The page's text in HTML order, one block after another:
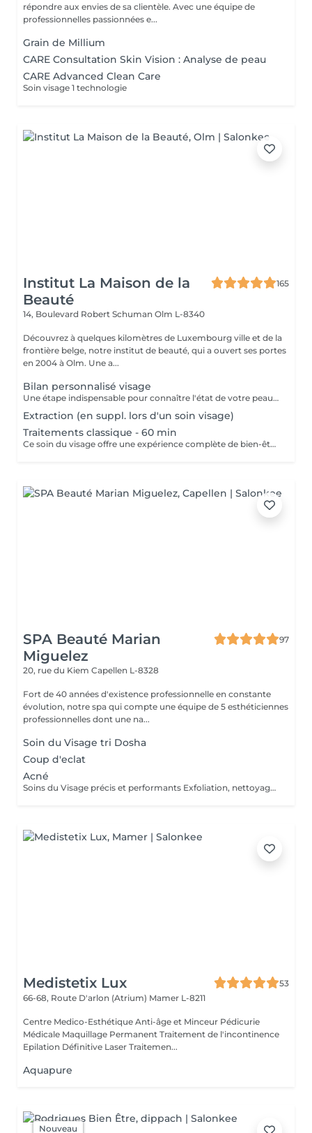
répondre aux envies de sa clientèle. Avec une équipe de
professionnelles passionnées e...
Grain de Millium
CARE Consultation Skin Vision : Analyse de peau
CARE Advanced Clean Care
Soin visage 1 technologie
Institut La Maison de la
Beauté
165
14, Boulevard Robert Schuman Olm L-8340
Découvrez à quelques kilomètres de Luxembourg ville et de la
frontière belge, notre institut de beauté, qui a ouvert ses portes
en 2004 à Olm. Une a...
Bilan personnalisé visage
Une étape indispensable pour connaître l'état de votre peau, les zones à traiter et les habitudes de vie afin de proposer le soin le plus adapté ainsi qu'une bonne routine à domicile.
Extraction (en suppl. lors d'un soin visage)
Traitements classique - 60 min
Ce soin du visage offre une expérience complète de bien-être et de traitement de la peau, incluant un nettoyage en profondeur, une exfoliation douce, un massage relaxant de 20 minutes, ainsi qu'un masque thérapeutique soigneusement sélectionné en fonction des besoins spécifiques de votre peau. Nous vous proposons de choisir parmi nos marques de renom telles que Guinot, PCA Skin, Gémology et Thalgo, afin de personnaliser le soin.
SPA Beauté Marian
Miguelez
97
20, rue du Kiem Capellen L-8328
Fort de 40 années d'existence professionnelle en constante
évolution, notre spa qui compte une équipe de 5 esthéticiennes
professionnelles dont une na...
Soin du Visage tri Dosha
Coup d'eclat
Acné
Soins du Visage précis et performants Exfoliation, nettoyage de peau profond, sérum personnalisé, masque ciblé, constituent les étapes clés des soins du visage PHYTOMER. Les produits utilisés pour les soins du visage en instituts et spas offrent une efficacité professionnelle avec des textures spécifiques et des concentrations optimisées en actifs marins.
Medistetix Lux
53
66-68, Route D'arlon (Atrium) Mamer L-8211
Centre Medico-Esthétique Anti-âge et Minceur Pédicurie
Médicale Maquillage Permanent Traitement de l'incontinence
Epilation Définitive Laser Traitemen...
Aquapure
Nouveau